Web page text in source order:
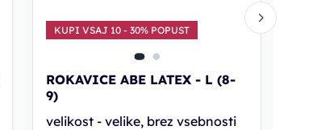
KUPI VSAJ 10 - 30% POPUST
ROKAVICE ABE LATEX - L (8-
9)
velikost - velike, brez vsebnosti